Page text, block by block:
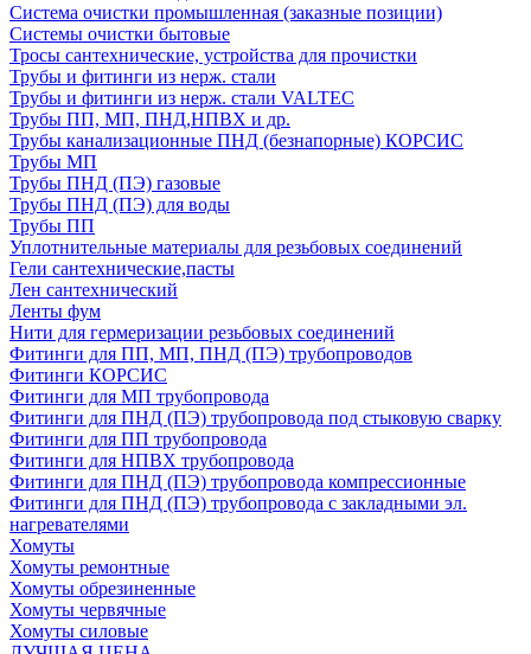
Система очистки промышленная (заказные позиции)
Системы очистки бытовые
Тросы сантехнические, устройства для прочистки
Трубы и фитинги из нерж. стали
Трубы и фитинги из нерж. стали VALTEC
Трубы ПП, МП, ПНД,НПВХ и др.
Трубы канализационные ПНД (безнапорные) КОРСИС
Трубы МП
Трубы ПНД (ПЭ) газовые
Трубы ПНД (ПЭ) для воды
Трубы ПП
Уплотнительные материалы для резьбовых соединений
Гели сантехнические,пасты
Лен сантехнический
Ленты фум
Нити для гермеризации резьбовых соединений
Фитинги для ПП, МП, ПНД (ПЭ) трубопроводов
Фитинги КОРСИС
Фитинги для МП трубопровода
Фитинги для ПНД (ПЭ) трубопровода под стыковую сварку
Фитинги для ПП трубопровода
Фитинги для НПВХ трубопровода
Фитинги для ПНД (ПЭ) трубопровода компрессионные
Фитинги для ПНД (ПЭ) трубопровода с закладными эл.
нагревателями
Хомуты
Хомуты ремонтные
Хомуты обрезиненные
Хомуты червячные
Хомуты силовые